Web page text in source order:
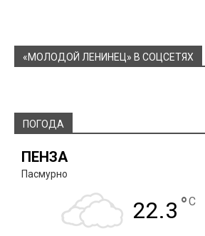
«МОЛОДОЙ ЛЕНИНЕЦ» В СОЦСЕТЯХ
ПОГОДА
ПЕНЗА
Пасмурно
22.3 °C